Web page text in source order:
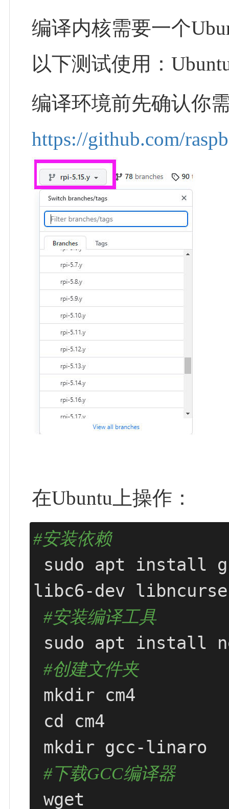
编译内核需要一个
以下测试使用：
编译环境前先确认你
https://github.com/
在Ubuntu上操作：
#安装依赖
libc6-dev
#安装编译工具
#创建文件夹
#下载GCC编译器
wget